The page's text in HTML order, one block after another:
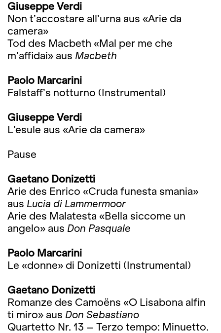
Giuseppe Verdi
Non t’accostare all’urna aus «Arie da
camera»
Tod des Macbeth «Mal per me che
m’affidai» aus Macbeth
Paolo Marcarini
Falstaff’s notturno (Instrumental)
Giuseppe Verdi
L’esule aus «Arie da camera»
Pause
Gaetano Donizetti
Arie des Enrico «Cruda funesta smania»
aus Lucia di Lammermoor
Arie des Malatesta «Bella siccome un
angelo» aus Don Pasquale
Paolo Marcarini
Le «donne» di Donizetti (Instrumental)
Gaetano Donizetti
Romanze des Camoëns «O Lisabona alfin
ti miro» aus Don Sebastiano
Quartetto Nr. 13 – Terzo tempo: Minuetto.